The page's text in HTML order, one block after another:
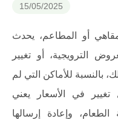
15/05/2025
أو المطاعم، يحدث
الترويجية، أو تغيير
بالنسبة للأماكن التي لم
في الأسعار يعني
وإعادة إرسالها